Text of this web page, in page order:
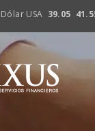
USA39.05 41.55